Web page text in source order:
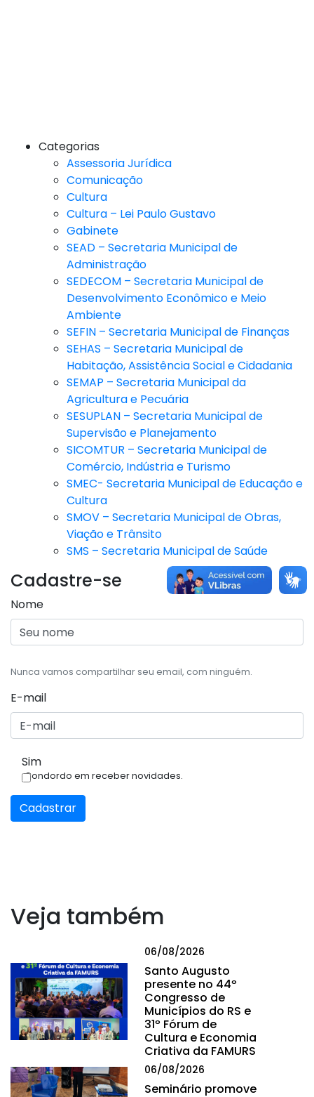
Categorias
Assessoria Jurídica
Comunicação
Cultura
Cultura – Lei Paulo Gustavo
Gabinete
SEAD – Secretaria Municipal de
Administração
SEDECOM – Secretaria Municipal de
Desenvolvimento Econômico e Meio
Ambiente
SEFIN – Secretaria Municipal de Finanças
SEHAS – Secretaria Municipal de
Habitação, Assistência Social e Cidadania
SEMAP – Secretaria Municipal da
Agricultura e Pecuária
SESUPLAN – Secretaria Municipal de
Supervisão e Planejamento
SICOMTUR – Secretaria Municipal de
Comércio, Indústria e Turismo
SMEC- Secretaria Municipal de Educação e
Cultura
SMOV – Secretaria Municipal de Obras,
Viação e Trânsito
SMS – Secretaria Municipal de Saúde
Cadastre-se
Nome
Nunca vamos compartilhar seu email, com ninguém.
E-mail
Sim
Condordo em receber novidades.
Cadastrar
Veja também
06/08/2026
Santo Augusto
presente no 44º
Congresso de
Municípios do RS e
31º Fórum de
Cultura e Economia
Criativa da FAMURS
06/08/2026
Seminário promove